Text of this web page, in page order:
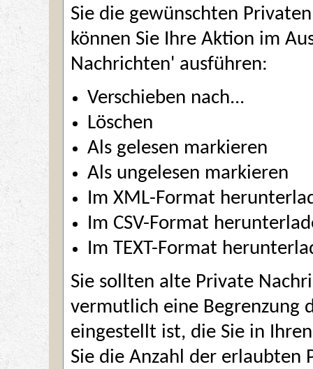
Sie die gewünschten
können Sie Ihre Aktion im
Nachrichten' ausführen:
Verschieben nach...
Löschen
Als gelesen markieren
Als ungelesen markieren
Im XML-Format
Im CSV-Format
Im TEXT-Format
Sie sollten alte Private
vermutlich eine Begrenzung
eingestellt ist, die Sie in
Sie die Anzahl der erlaubten